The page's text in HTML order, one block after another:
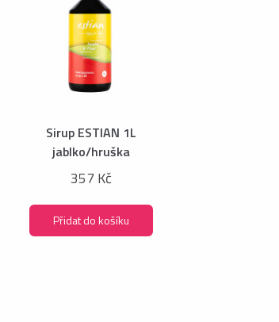
Sirup ESTIAN 1L
jablko/hruška
357 Kč
Přidat do košíku